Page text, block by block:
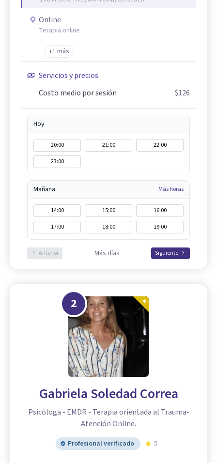
Online
Terapia online
+1 más
Servicios y precios
Costo medio por sesión
$126
Hoy
20:00 21:00
22:00
23:00
Mañana Más horas
14:00 15:00
16:00
17:00
18:00 19:00
Anterior Más días Siguiente
2
Gabriela Soledad Correa
Psicóloga - EMDR - Terapia orientada al Trauma-
Atención Online.
Profesional verificado 5